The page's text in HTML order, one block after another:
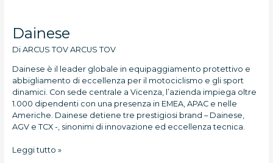
Dainese
Di ARCUS TOV ARCUS TOV
Dainese è il leader globale in equipaggiamento protettivo e
abbigliamento di eccellenza per il motociclismo e gli sport
dinamici. Con sede centrale a Vicenza, l’azienda impiega oltre
1.000 dipendenti con una presenza in EMEA, APAC e nelle
Americhe. Dainese detiene tre prestigiosi brand – Dainese,
AGV e TCX -, sinonimi di innovazione ed eccellenza tecnica.
Leggi tutto »